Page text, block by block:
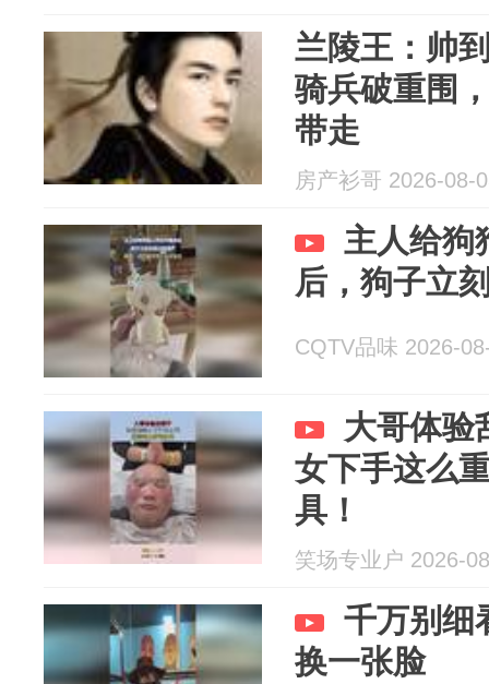
兰陵王：帅
骑兵破重围
带走
房产衫哥 2026-08-
主人给狗
后，狗子立
CQTV品味 2026-
大哥体验
女下手这么
具！
笑场专业户 2026-
千万别细
换一张脸